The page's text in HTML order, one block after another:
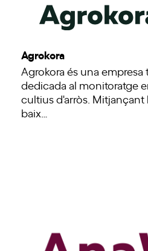
Agrokora
Agrokora és una
dedicada al monitoratge
cultius d'arròs. Mitjançant
baix…